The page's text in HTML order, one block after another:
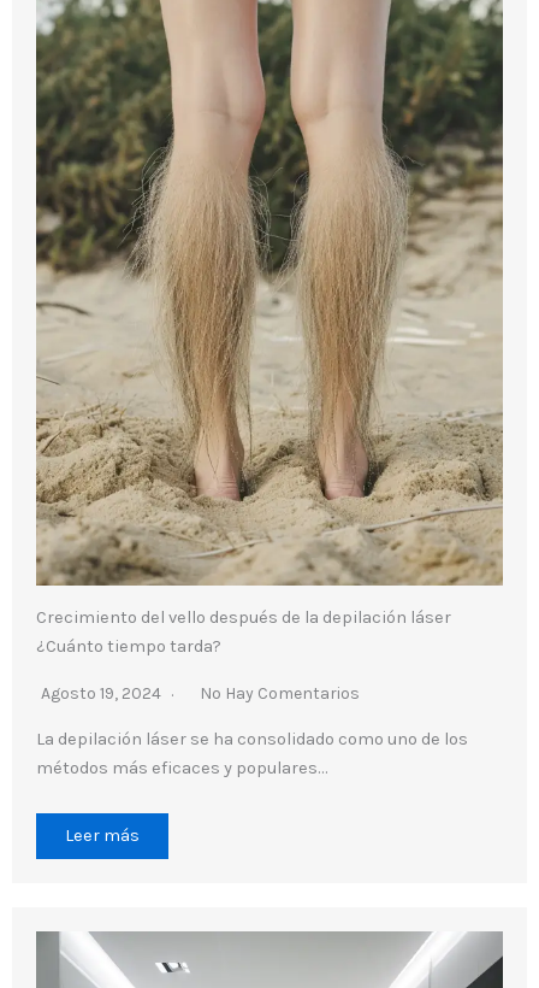
Crecimiento del vello después de la depilación láser
¿Cuánto tiempo tarda?
Agosto 19, 2024 No Hay Comentarios
La depilación láser se ha consolidado como uno de los
métodos más eficaces y populares…
Leer más